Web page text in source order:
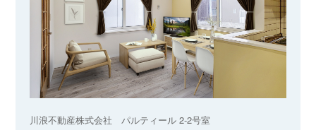
川浪不動産株式会社 パルティール 2-2号室